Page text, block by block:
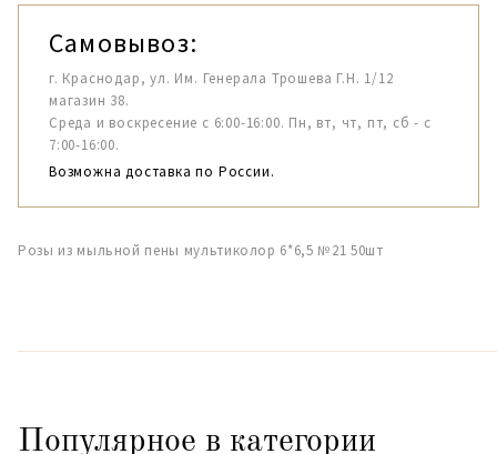
Самовывоз:
г. Краснодар, ул. Им. Генерала Трошева Г.Н. 1/12
магазин 38.
Среда и воскресение с 6:00-16:00. Пн, вт, чт, пт, сб - с
7:00-16:00.
Возможна доставка по России.
Розы из мыльной пены мультиколор 6*6,5 №21 50шт
Популярное в категории